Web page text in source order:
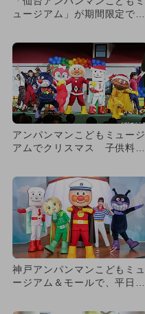
ュージアム」が期間限定で子
アンパンマンこどもミュージ
アムでクリスマス 子供料金
神戸アンパンマンこどもミュ
ージアム＆モールで、平日3